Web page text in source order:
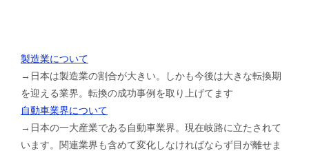
製造業について
→日本は製造業の割合が大きい。しかも今後は大きな転換期
を迎える業界。転換の成功事例を取り上げてます
自動車業界について
→日本の一大産業である自動車業界。現在岐路に立たされて
います。関連業界も含めて変化しなければならず目が離せま